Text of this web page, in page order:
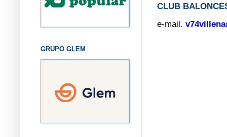
CLUB
e-mail.
GRUPO GLEM